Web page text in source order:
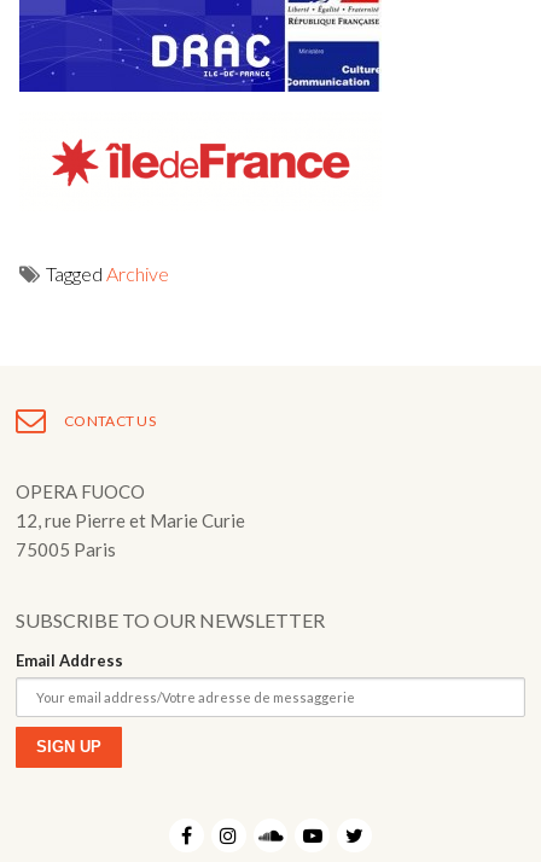
Tagged Archive
CONTACT US
OPERA FUOCO
12, rue Pierre et Marie Curie
75005 Paris
SUBSCRIBE TO OUR NEWSLETTER
Email Address